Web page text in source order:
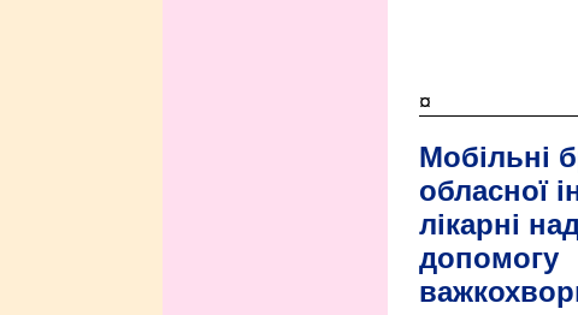
¤
Мобільні
обласної
лікарні
допомогу